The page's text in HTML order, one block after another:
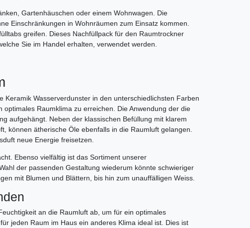
Gartenhäuschen oder einem Wohnwagen. Die
Einschränkungen in Wohnräumen zum Einsatz kommen.
greifen. Dieses Nachfüllpack für den Raumtrockner
Sie im Handel erhalten, verwendet werden.
Wasserverdunster in den unterschiedlichsten Farben
Raumklima zu erreichen. Die Anwendung der die
aufgehängt. Neben der klassischen Befüllung mit klarem
können ätherische Öle ebenfalls in die Raumluft gelangen.
neue Energie freisetzen.
Ebenso vielfältig ist das Sortiment unserer
der passenden Gestaltung wiederum könnte schwieriger
mit Blumen und Blättern, bis hin zum unauffälligen Weiss.
an die Raumluft ab, um für ein optimales
jeden Raum im Haus ein anderes Klima ideal ist. Dies ist